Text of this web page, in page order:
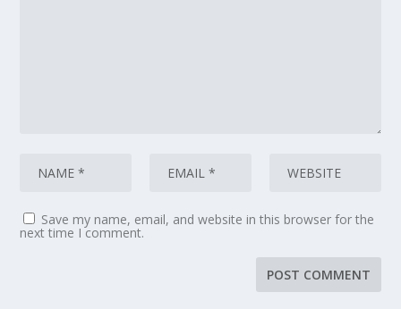
Save my name, email, and website in this browser for the
next time I comment.